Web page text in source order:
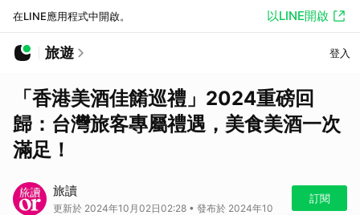
在LINE應用程式中開啟。 以LINE開啟
旅遊 登入
「香港美酒佳餚巡禮」2024重磅回
歸：台灣旅客專屬禮遇，美食美酒一次
滿足！
旅讀
更新於 2024年10月02日02:28 • 發布於 2024年10
訂閱